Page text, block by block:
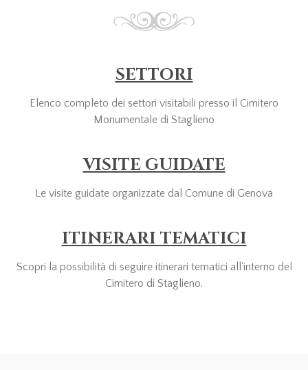
SETTORI
Elenco completo dei settori visitabili presso il Cimitero
Monumentale di Staglieno
VISITE GUIDATE
Le visite guidate organizzate dal Comune di Genova
ITINERARI TEMATICI
Scopri la possibilità di seguire itinerari tematici all'interno del
Cimitero di Staglieno.